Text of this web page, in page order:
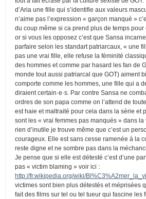
d’Aria une fille qui s’identifie aux valeurs
n’aime pas l’expression « garçon manqué »
du coup même si ca prend plus de temps pour
or si vous les opposez c’est que Sansa
parfaire selon les standart patriarcaux, « une
pas une vrai fille, elle refuse la féminité
des hommes et comme par hasard les fan de
monde tout aussi patriarcal que GOT) aiment
comporte comme les hommes, une fille qui a
diraient certain·e·s. Par contre Sansa ne
ordres de son papa comme on l’attend de
est haie et maltraité pour cela dans la série et
sont les « vrai femmes pas manqués » dans la
rien d’inutile je trouve même que c’est un
courageux. Elle est sans cesse ramenée à la
reste digne et ne sombre pas dans la
Je pense que si elle est détesté c’est d’une
pas « victim blaming » voir ici :
http://fr.wikipedia.org/wiki/
victimes sont bien plus détestés et méprisées
fait des films sur tel ou tel tueur qui fascine les